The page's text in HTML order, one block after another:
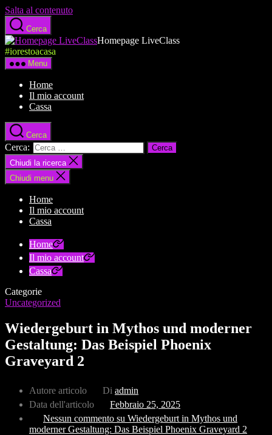
Salta al contenuto
Cerca
Homepage LiveClass
#iorestoacasa
Menu
Home
Il mio account
Cassa
Cerca
Cerca:
Chiudi la ricerca
Chiudi menu
Home
Il mio account
Cassa
Home
Il mio account
Cassa
Categorie
Uncategorized
Wiedergeburt in Mythos und moderner
Gestaltung: Das Beispiel Phoenix
Graveyard 2
Autore articolo Di admin
Data dell'articolo
Febbraio 25, 2025
Nessun commento su Wiedergeburt in Mythos und
moderner Gestaltung: Das Beispiel Phoenix Graveyard 2